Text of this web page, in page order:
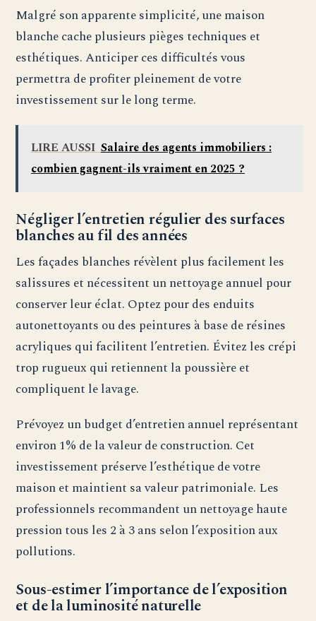
Malgré son apparente simplicité, une maison
blanche cache plusieurs pièges techniques et
esthétiques. Anticiper ces difficultés vous
permettra de profiter pleinement de votre
investissement sur le long terme.
LIRE AUSSI Salaire des agents immobiliers :
combien gagnent-ils vraiment en 2025 ?
Négliger l’entretien régulier des surfaces
blanches au fil des années
Les façades blanches révèlent plus facilement les
salissures et nécessitent un nettoyage annuel pour
conserver leur éclat. Optez pour des enduits
autonettoyants ou des peintures à base de résines
acryliques qui facilitent l’entretien. Évitez les crépi
trop rugueux qui retiennent la poussière et
compliquent le lavage.
Prévoyez un budget d’entretien annuel représentant
environ 1% de la valeur de construction. Cet
investissement préserve l’esthétique de votre
maison et maintient sa valeur patrimoniale. Les
professionnels recommandent un nettoyage haute
pression tous les 2 à 3 ans selon l’exposition aux
pollutions.
Sous-estimer l’importance de l’exposition
et de la luminosité naturelle